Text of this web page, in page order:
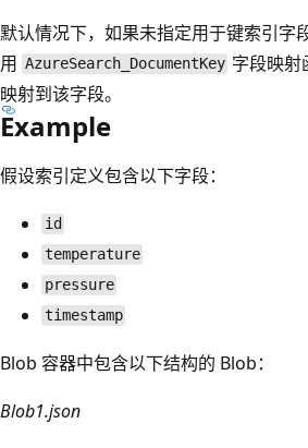
默认情况下，如果未指定用于键索引字
用 AzureSearch_DocumentKey 字段映射
映射到该字段。
Example
假设索引定义包含以下字段：
id
temperature
pressure
timestamp
Blob 容器中包含以下结构的 Blob：
Blob1.json